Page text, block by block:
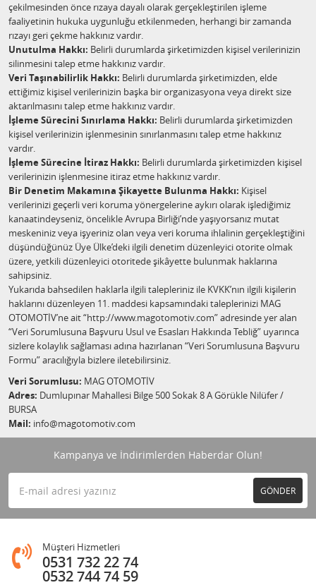
çekilmesinden önce rızaya dayalı olarak gerçekleştirilen işleme
faaliyetinin hukuka uygunluğu etkilenmeden, herhangi bir zamanda
rızayı geri çekme hakkınız vardır.
Unutulma Hakkı: Belirli durumlarda şirketimizden kişisel verilerinizin
silinmesini talep etme hakkınız vardır.
Veri Taşınabilirlik Hakkı: Belirli durumlarda şirketimizden, elde
ettiğimiz kişisel verilerinizin başka bir organizasyona veya direkt size
aktarılmasını talep etme hakkınız vardır.
İşleme Sürecini Sınırlama Hakkı: Belirli durumlarda şirketimizden
kişisel verilerinizin işlenmesinin sınırlanmasını talep etme hakkınız
vardır.
İşleme Sürecine İtiraz Hakkı: Belirli durumlarda şirketimizden kişisel
verilerinizin işlenmesine itiraz etme hakkınız vardır.
Bir Denetim Makamına Şikayette Bulunma Hakkı: Kişisel
verilerinizi geçerli veri koruma yönergelerine aykırı olarak işlediğimiz
kanaatindeyseniz, öncelikle Avrupa Birliği’nde yaşıyorsanız mutat
meskeniniz veya işyeriniz olan veya veri koruma ihlalinin gerçekleştiğini
düşündüğünüz Üye Ülke’deki ilgili denetim düzenleyici otorite olmak
üzere, yetkili düzenleyici otoritede şikâyette bulunmak haklarına
sahipsiniz.
Yukarıda bahsedilen haklarla ilgili talepleriniz ile KVKK’nın ilgili kişilerin
haklarını düzenleyen 11. maddesi kapsamındaki taleplerinizi MAG
OTOMOTİV’ne ait “http://www.magotomotiv.com” adresinde yer alan
“Veri Sorumlusuna Başvuru Usul ve Esasları Hakkında Tebliğ” uyarınca
sizlere kolaylık sağlaması adına hazırlanan “Veri Sorumlusuna Başvuru
Formu” aracılığıyla bizlere iletebilirsiniz.
Veri Sorumlusu: MAG OTOMOTİV
Adres: Dumlupınar Mahallesi Bilge 500 Sokak 8 A Görükle Nilüfer /
BURSA
Mail: info@magotomotiv.com
Kampanya ve İndirimlerden Haberdar Olun!
GÖNDER
Müşteri Hizmetleri
0531 732 22 74
0532 744 74 59